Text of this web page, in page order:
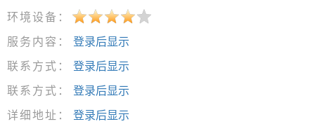
环境设备：
服务内容：
登录后显示
联系方式：
登录后显示
联系方式：
登录后显示
详细地址：
登录后显示